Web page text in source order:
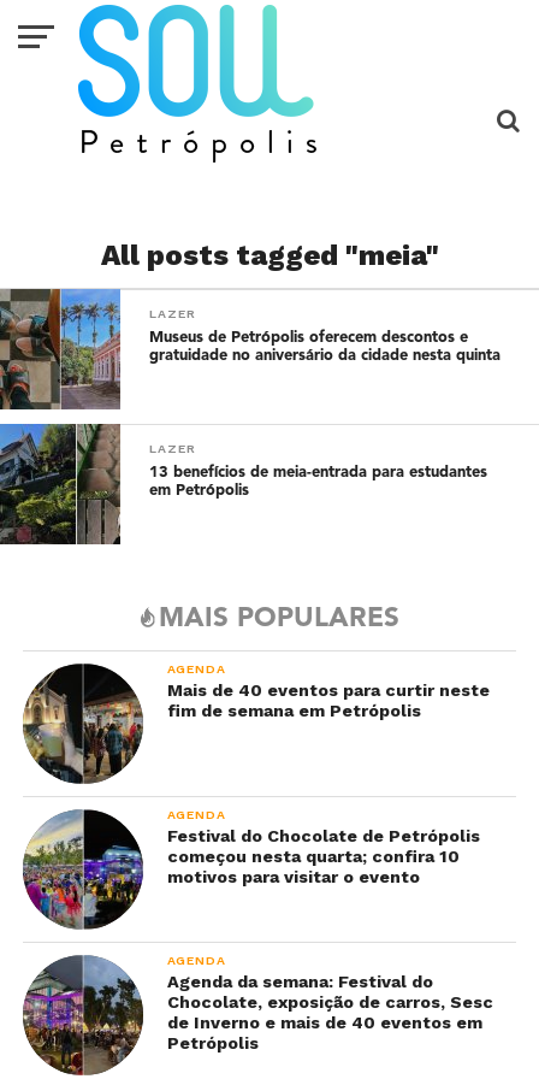
All posts tagged "meia"
LAZER
Museus de Petrópolis oferecem descontos e
gratuidade no aniversário da cidade nesta quinta
LAZER
13 benefícios de meia-entrada para estudantes
em Petrópolis
MAIS POPULARES
AGENDA
Mais de 40 eventos para curtir neste
fim de semana em Petrópolis
AGENDA
Festival do Chocolate de Petrópolis
começou nesta quarta; confira 10
motivos para visitar o evento
AGENDA
Agenda da semana: Festival do
Chocolate, exposição de carros, Sesc
de Inverno e mais de 40 eventos em
Petrópolis